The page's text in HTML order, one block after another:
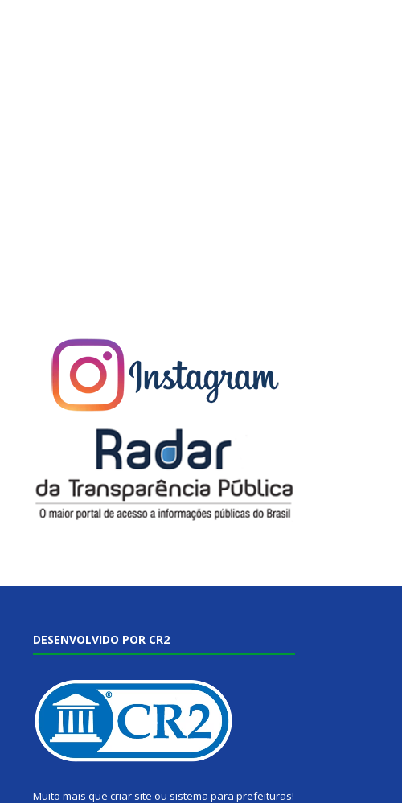
DESENVOLVIDO POR CR2
Muito mais que criar site ou sistema para prefeituras!